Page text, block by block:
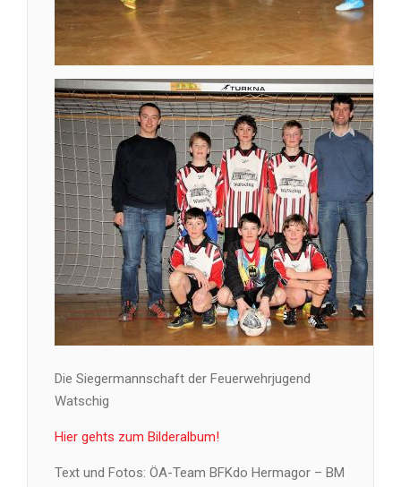
Die Siegermannschaft der Feuerwehrjugend
Watschig
Hier gehts zum Bilderalbum!
Text und Fotos: ÖA-Team BFKdo Hermagor – BM